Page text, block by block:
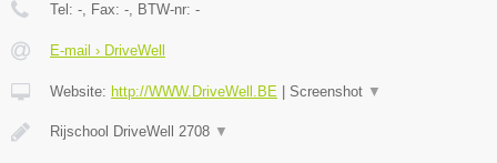
Tel: -, Fax: -, BTW-nr: -
E-mail › DriveWell
Website: http://WWW.DriveWell.BE Screenshot ▼
Rijschool DriveWell 2708 ▼